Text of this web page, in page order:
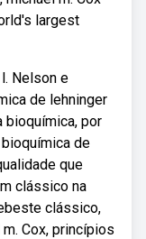
largest
Nelson e
de lehninger
bioquímica, por
de
que
clássico na
clássico,
Cox, princípios